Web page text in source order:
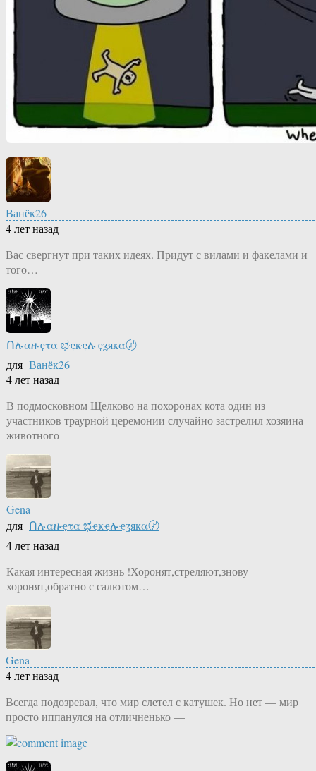
Ванёк26
4 лет назад
Вас свергнут при таких идеях. Придут с вилами и факелами и
того…
Ոሉαዙҿτα ಭҿҝҿሉҿʓяҝα〄
для Ванёк26
4 лет назад
В подмосковном Щелково на похоронах кота один из
участников траурной церемонии случайно застрелил хозяина
животного
Gena
для Ոሉαዙҿτα ಭҿҝҿሉҿʓяҝα〄
4 лет назад
Какая интересная жизнь !Хоронят,стреляют,знову
хоронят,обратно с салютом…
Gena
4 лет назад
Всегда подозревал, что мир слетел с катушек. Но нет — мир
просто иппанулся на отличненько —